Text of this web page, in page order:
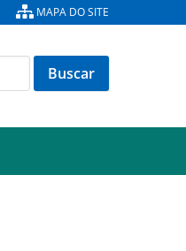
MAPA DO SITE